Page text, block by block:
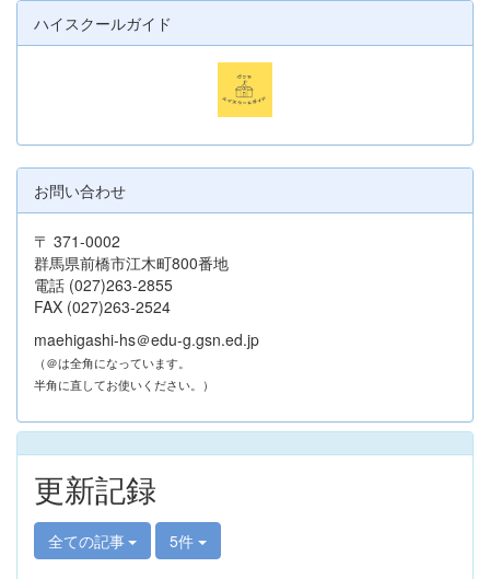
ハイスクールガイド
お問い合わせ
〒 371-0002
群馬県前橋市江木町800番地
電話 (027)263-2855
FAX (027)263-2524
maehigashi-hs＠edu-g.gsn.ed.jp
（＠は全角になっています。
半角に直してお使いください。）
更新記録
全ての記事 5件